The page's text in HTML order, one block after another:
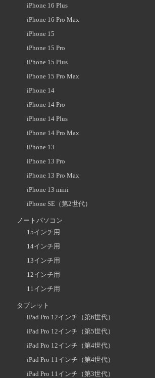
iPhone 16 Plus
iPhone 16 Pro Max
iPhone 15
iPhone 15 Pro
iPhone 15 Plus
iPhone 15 Pro Max
iPhone 14
iPhone 14 Pro
iPhone 14 Plus
iPhone 14 Pro Max
iPhone 13
iPhone 13 Pro
iPhone 13 Pro Max
iPhone 13 mini
iPhone SE（第2世代）
ノートパソコン
15インチ用
14インチ用
13インチ用
12インチ用
11インチ用
タブレット
iPad Pro 12インチ（第6世代）
iPad Pro 12インチ（第5世代）
iPad Pro 12インチ（第4世代）
iPad Pro 11インチ（第4世代）
iPad Pro 11インチ（第3世代）